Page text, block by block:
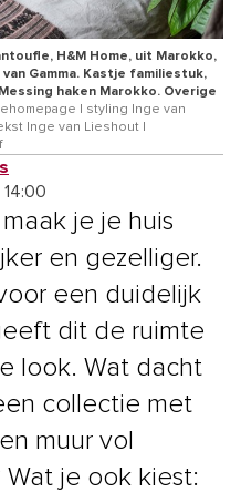
H&M Home, uit Marokko,
Gamma. Kastje familiestuk,
haken Marokko. Overige
| styling Inge van
Inge van Lieshout |
14:00
je je huis
en gezelliger.
een duidelijk
dit de ruimte
look. Wat dacht
collectie met
muur vol
je ook kiest: